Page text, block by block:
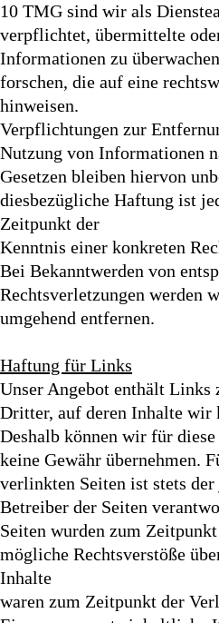
10 TMG sind wir als
verpflichtet, übermittelte
Informationen zu
forschen, die auf eine
hinweisen.
Verpflichtungen zur
Nutzung von Informationen
Gesetzen bleiben hiervon
diesbezügliche Haftung ist
Zeitpunkt der
Kenntnis einer konkreten
Bei Bekanntwerden von
Rechtsverletzungen werden
umgehend entfernen.
Haftung für Links
Unser Angebot enthält Links
Dritter, auf deren Inhalte wir
Deshalb können wir für
keine Gewähr übernehmen.
verlinkten Seiten ist stets
Betreiber der Seiten
Seiten wurden zum
mögliche Rechtsverstöße
Inhalte
waren zum Zeitpunkt der